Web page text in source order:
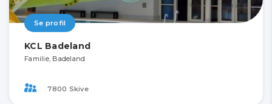
Se profil
KCL Badeland
Familie, Badeland
7800 Skive